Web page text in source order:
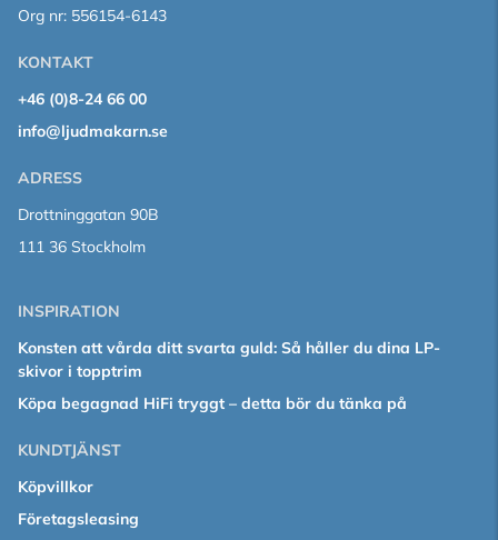
Org nr: 556154-6143
KONTAKT
+46 (0)8-24 66 00
info@ljudmakarn.se
ADRESS
Drottninggatan 90B
111 36 Stockholm
INSPIRATION
Konsten att vårda ditt svarta guld: Så håller du dina LP-
skivor i topptrim
Köpa begagnad HiFi tryggt – detta bör du tänka på
KUNDTJÄNST
Köpvillkor
Företagsleasing